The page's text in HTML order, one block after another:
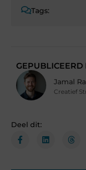
Tags:
GEPUBLICEERD
Jamal
Creatief
Deel dit: